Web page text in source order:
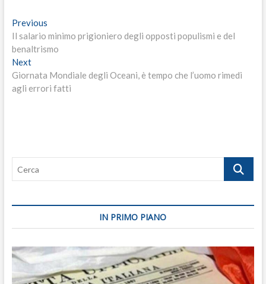
Navigazione
articoli
PreviousPrevious
post:
Il salario minimo prigioniero degli opposti populismi e del
benaltrismo
NextNext
post:
Giornata Mondiale degli Oceani, è tempo che l’uomo rimedi
agli errori fatti
Cerca
IN PRIMO PIANO